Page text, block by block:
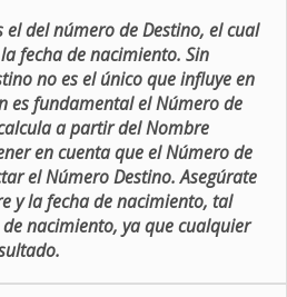
del número de Destino, el cual
fecha de nacimiento. Sin
no es el único que influye en
es fundamental el Número de
a partir del Nombre
en cuenta que el Número de
el Número Destino. Asegúrate
y la fecha de nacimiento, tal
nacimiento, ya que cualquier